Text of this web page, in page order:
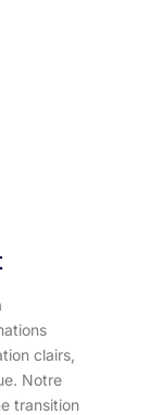
clairs,
Notre
transition